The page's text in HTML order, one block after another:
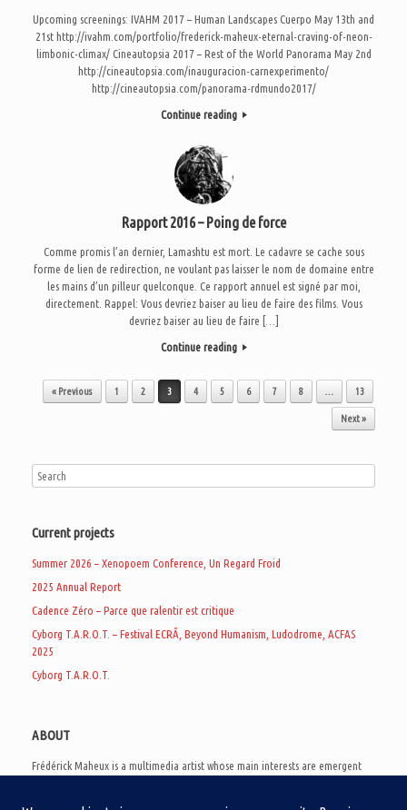
Upcoming screenings: IVAHM 2017 – Human Landscapes Cuerpo May 13th and
21st http://ivahm.com/portfolio/frederick-maheux-eternal-craving-of-neon-
limbonic-climax/ Cineautopsia 2017 – Rest of the World Panorama May 2nd
http://cineautopsia.com/inauguracion-carnexperimento/
http://cineautopsia.com/panorama-rdmundo2017/
Continue reading
Rapport 2016 – Poing de force
Comme promis l’an dernier, Lamashtu est mort. Le cadavre se cache sous
forme de lien de redirection, ne voulant pas laisser le nom de domaine entre
les mains d’un pilleur quelconque. Ce rapport annuel est signé par moi,
directement. Rappel: Vous devriez baiser au lieu de faire des films. Vous
devriez baiser au lieu de faire […]
Continue reading
Post navigation
« Previous 1 2 3 4 5 6 7 8 … 13
Next »
Current projects
Summer 2026 – Xenopoem Conference, Un Regard Froid
2025 Annual Report
Cadence Zéro – Parce que ralentir est critique
Cyborg T.A.R.O.T. – Festival ECRÃ, Beyond Humanism, Ludodrome, ACFAS
2025
Cyborg T.A.R.O.T.
ABOUT
Frédérick Maheux is a multimedia artist whose main interests are emergent